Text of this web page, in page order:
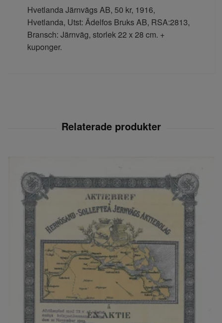
Hvetlanda Järnvägs AB, 50 kr, 1916,
Hvetlanda, Utst: Ädelfos Bruks AB, RSA:2813,
Bransch: Järnväg, storlek 22 x 28 cm. +
kuponger.